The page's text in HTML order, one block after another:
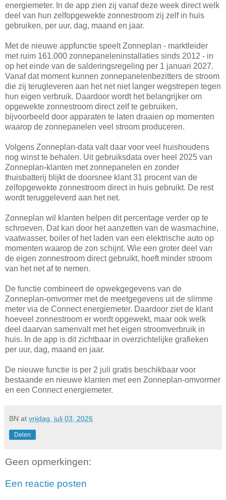
energiemeter. In de app zien zij vanaf deze week direct welk
deel van hun zelfopgewekte zonnestroom zij zelf in huis
gebruiken, per uur, dag, maand en jaar.
Met de nieuwe appfunctie speelt Zonneplan - marktleider
met ruim 161.000 zonnepaneleninstallaties sinds 2012 - in
op het einde van de salderingsregeling per 1 januari 2027.
Vanaf dat moment kunnen zonnepanelenbezitters de stroom
die zij terugleveren aan het net niet langer wegstrepen tegen
hun eigen verbruik. Daardoor wordt het belangrijker om
opgewekte zonnestroom direct zelf te gebruiken,
bijvoorbeeld door apparaten te laten draaien op momenten
waarop de zonnepanelen veel stroom produceren.
Volgens Zonneplan-data valt daar voor veel huishoudens
nog winst te behalen. Uit gebruiksdata over heel 2025 van
Zonneplan-klanten met zonnepanelen en zonder
thuisbatterij blijkt de doorsnee klant 31 procent van de
zelfopgewekte zonnestroom direct in huis gebruikt. De rest
wordt teruggeleverd aan het net.
Zonneplan wil klanten helpen dit percentage verder op te
schroeven. Dat kan door het aanzetten van de wasmachine,
vaatwasser, boiler of het laden van een elektrische auto op
momenten waarop de zon schijnt. Wie een groter deel van
de eigen zonnestroom direct gebruikt, hoeft minder stroom
van het net af te nemen.
De functie combineert de opwekgegevens van de
Zonneplan-omvormer met de meetgegevens uit de slimme
meter via de Connect energiemeter. Daardoor ziet de klant
hoeveel zonnestroom er wordt opgewekt, maar ook welk
deel daarvan samenvalt met het eigen stroomverbruik in
huis. In de app is dit zichtbaar in overzichtelijke grafieken
per uur, dag, maand en jaar.
De nieuwe functie is per 2 juli gratis beschikbaar voor
bestaande en nieuwe klanten met een Zonneplan-omvormer
en een Connect energiemeter.
BN at vrijdag, juli 03, 2026
Delen
Geen opmerkingen:
Een reactie posten